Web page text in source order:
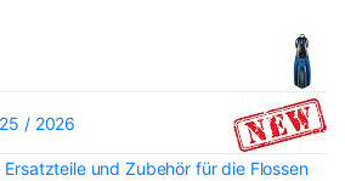
/ 2026
Ersatzteile und Zubehör für die Flossen